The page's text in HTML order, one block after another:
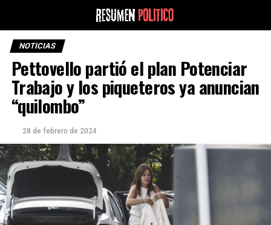
NOTICIAS
Pettovello partió el plan Potenciar
Trabajo y los piqueteros ya anuncian
“quilombo”
28 de febrero de 2024